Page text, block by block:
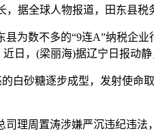
据全球人物报道，田东县税
为数不多的“9连A”纳税企业
日，(梁丽海)据辽宁日报动静
砂糖逐步成型，发射使命
理周置涛涉嫌严沉违纪违法